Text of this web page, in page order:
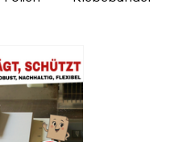
Personalisierbare Produkte